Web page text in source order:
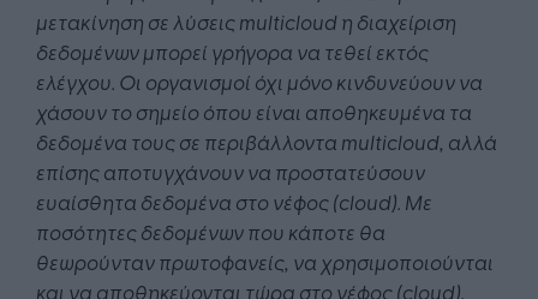
μετακίνηση σε λύσειςmulticloudη διαχείριση
δεδομένωνμπορεί γρήγορα να τεθεί εκτός
ελέγχου. Οι οργανισμοί όχι μόνοκινδυνεύουννα
χάσουντοσημείοόπου είναι αποθηκευμένα τα
δεδομένα τουςσε περιβάλλοντα multicloud, αλλά
επίσηςαποτυγχάνουννα προστατεύσουν
ευαίσθητα δεδομένα στονέφος(cloud). Με
ποσότητεςδεδομένων που κάποτε θα
θεωρούνταν πρωτοφανείς, να χρησιμοποιούνται
και να αποθηκεύονται τώρα στονέφος (cloud),